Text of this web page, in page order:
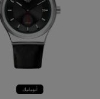
أتوماتيك